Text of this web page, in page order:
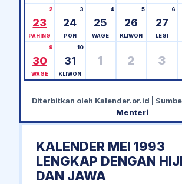
23
2
PAHING
24
3
PON
25
4
WAGE
26
5
KLIWON
27
6
LEGI
30
9
WAGE
31
10
KLIWON
1 2 3
Diterbitkan oleh Kalender.or.id |
Menteri
KALENDER MEI 1993
LENGKAP DENGAN
DAN JAWA